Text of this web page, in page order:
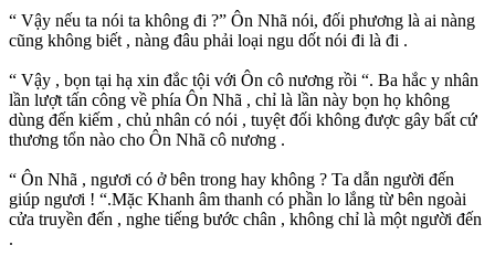
“ Vậy nếu ta nói ta không đi ?” Ôn Nhã nói, đối phương là ai nàng
cũng không biết , nàng đâu phải loại ngu dốt nói đi là đi .
“ Vậy , bọn tại hạ xin đắc tội với Ôn cô nương rồi “. Ba hắc y nhân
lần lượt tấn công về phía Ôn Nhã , chỉ là lần này bọn họ không
dùng đến kiếm , chủ nhân có nói , tuyệt đối không được gây bất cứ
thương tổn nào cho Ôn Nhã cô nương .
“ Ôn Nhã , ngươi có ở bên trong hay không ? Ta dẫn người đến
giúp ngươi ! “.Mặc Khanh âm thanh có phần lo lắng từ bên ngoài
cửa truyền đến , nghe tiếng bước chân , không chỉ là một người đến
.